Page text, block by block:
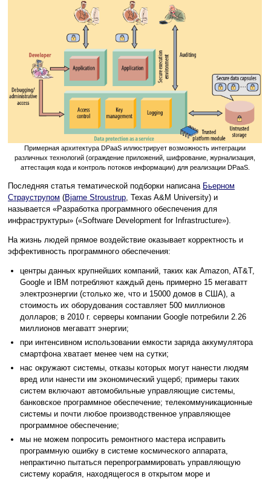
Примерная архитектура DPaaS иллюстрирует возможность интеграции
различных технологий (ограждение приложений, шифрование, журнализация,
аттестация кода и контроль потоков информации) для реализации DPaaS.
Последняя статья тематической подборки написана Бьерном
Страуструпом (Bjarne Stroustrup , Texas A&M University) и
называется «Разработка программного обеспечения для
инфраструктуры» («Software Development for Infrastructure»).
На жизнь людей прямое воздействие оказывает корректность и
эффективность программного обеспечения:
центры данных крупнейших компаний, таких как Amazon, AT&T,
Google и IBM потребляют каждый день примерно 15 мегаватт
электроэнергии (столько же, что и 15000 домов в США), а
стоимость их оборудования составляет 500 миллионов
долларов; в 2010 г. серверы компании Google потребили 2.26
миллионов мегаватт энергии;
при интенсивном использовании емкости заряда аккумулятора
смартфона хватает менее чем на сутки;
нас окружают системы, отказы которых могут нанести людям
вред или нанести им экономический ущерб; примеры таких
систем включают автомобильные управляющие системы,
банковское программное обеспечение; телекоммуникационные
системы и почти любое производственное управляющее
программное обеспечение;
мы не можем попросить ремонтного мастера исправить
программную ошибку в системе космического аппарата,
непрактично пытаться перепрограммировать управляющую
систему корабля, находящегося в открытом море и